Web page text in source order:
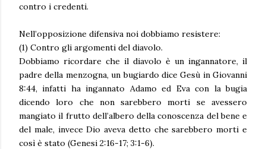
contro i credenti.
Nell’opposizione difensiva noi dobbiamo resistere:
(1) Contro gli argomenti del diavolo.
Dobbiamo ricordare che il diavolo è un ingannatore, il
padre della menzogna, un bugiardo dice Gesù in Giovanni
8:44, infatti ha ingannato Adamo ed Eva con la bugia
dicendo loro che non sarebbero morti se avessero
mangiato il frutto dell’albero della conoscenza del bene e
del male, invece Dio aveva detto che sarebbero morti e
così è stato (Genesi 2:16-17; 3:1-6).